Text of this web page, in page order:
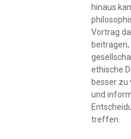
hinaus
Vortrag
ethische
besser zu
und
treffen.